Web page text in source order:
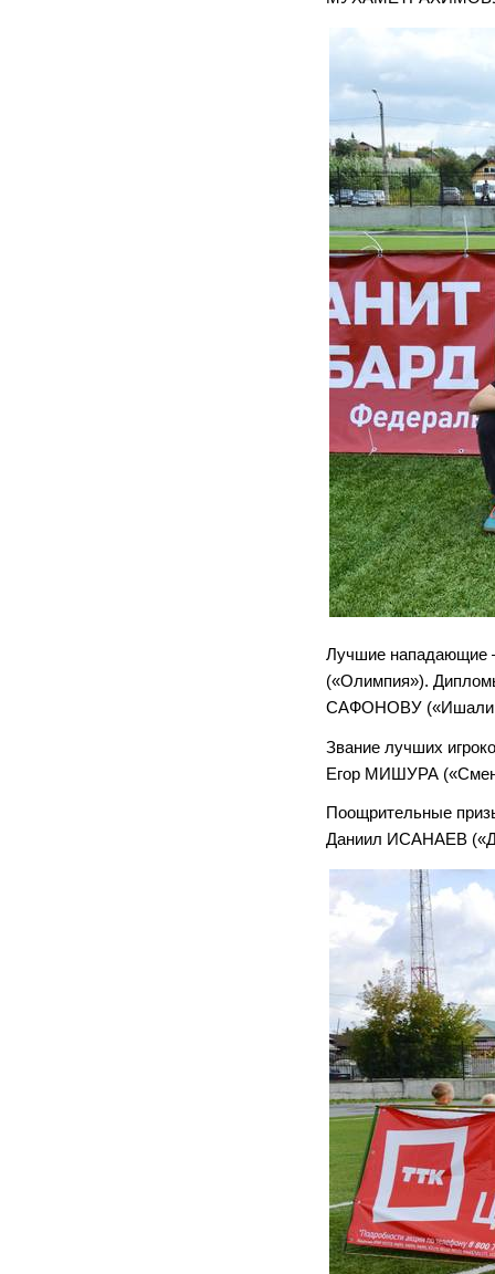
Лучшие нападающие
(«Олимпия»).
САФОНОВУ
Звание лучших
Егор МИШУРА
Поощрительные
Даниил ИСАНАЕВ